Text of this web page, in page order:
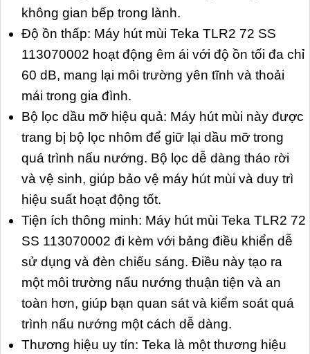
không gian bếp trong lành.
Độ ồn thấp: Máy hút mùi Teka TLR2 72 SS
113070002 hoạt động êm ái với độ ồn tối đa chỉ
60 dB, mang lại môi trường yên tĩnh và thoải
mái trong gia đình.
Bộ lọc dầu mỡ hiệu quả: Máy hút mùi này được
trang bị bộ lọc nhôm để giữ lại dầu mỡ trong
quá trình nấu nướng. Bộ lọc dễ dàng tháo rời
và vệ sinh, giúp bảo vệ máy hút mùi và duy trì
hiệu suất hoạt động tốt.
Tiện ích thông minh: Máy hút mùi Teka TLR2 72
SS 113070002 đi kèm với bảng điều khiển dễ
sử dụng và đèn chiếu sáng. Điều này tạo ra
một môi trường nấu nướng thuận tiện và an
toàn hơn, giúp bạn quan sát và kiểm soát quá
trình nấu nướng một cách dễ dàng.
Thương hiệu uy tín: Teka là một thương hiệu